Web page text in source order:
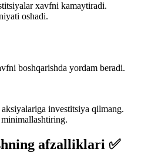
xavfni kamaytiradi.
oshadi.
boshqarishda yordam beradi.
investitsiya qilmang.
afzalliklari ✅